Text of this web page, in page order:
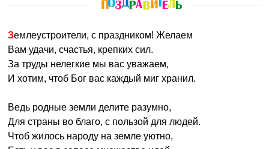
Землеустроители, с праздником! Желаем
Вам удачи, счастья, крепких сил.
За труды нелегкие мы вас уважаем,
И хотим, чтоб Бог вас каждый миг хранил.
Ведь родные земли делите разумно,
Для страны во благо, с пользой для людей.
Чтоб жилось народу на земле уютно,